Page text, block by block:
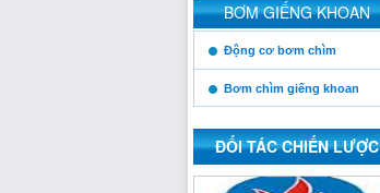
BƠM GIẾNG KHOAN
https:/www.high-
endrolex.com/13
Động cơ bơm chìm
Bơm chìm giếng khoan
ĐỐI TÁC CHIẾN LƯỢC
Xuân Thành
Cienco 4